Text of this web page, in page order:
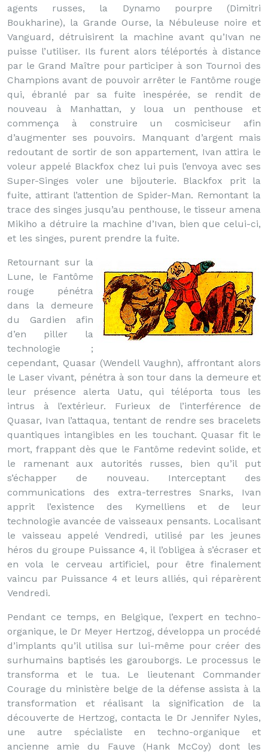
agents russes, la Dynamo pourpre (Dimitri
Boukharine), la Grande Ourse, la Nébuleuse noire et
Vanguard, détruisirent la machine avant qu’Ivan ne
puisse l’utiliser. Ils furent alors téléportés à distance
par le Grand Maître pour participer à son Tournoi des
Champions avant de pouvoir arrêter le Fantôme rouge
qui, ébranlé par sa fuite inespérée, se rendit de
nouveau à Manhattan, y loua un penthouse et
commença à construire un cosmiciseur afin
d’augmenter ses pouvoirs. Manquant d’argent mais
redoutant de sortir de son appartement, Ivan attira le
voleur appelé Blackfox chez lui puis l’envoya avec ses
Super-Singes voler une bijouterie. Blackfox prit la
fuite, attirant l’attention de Spider-Man. Remontant la
trace des singes jusqu’au penthouse, le tisseur amena
Mikiho a détruire la machine d’Ivan, bien que celui-ci,
et les singes, purent prendre la fuite.
Retournant sur la
Lune, le Fantôme
rouge pénétra
dans la demeure
du Gardien afin
d’en piller la
technologie ;
cependant, Quasar (Wendell Vaughn), affrontant alors
le Laser vivant, pénétra à son tour dans la demeure et
leur présence alerta Uatu, qui téléporta tous les
intrus à l’extérieur. Furieux de l’interférence de
Quasar, Ivan l’attaqua, tentant de rendre ses bracelets
quantiques intangibles en les touchant. Quasar fit le
mort, frappant dès que le Fantôme redevint solide, et
le ramenant aux autorités russes, bien qu’il put
s’échapper de nouveau. Interceptant des
communications des extra-terrestres Snarks, Ivan
apprit l’existence des Kymelliens et de leur
technologie avancée de vaisseaux pensants. Localisant
le vaisseau appelé Vendredi, utilisé par les jeunes
héros du groupe Puissance 4, il l’obligea à s’écraser et
en vola le cerveau artificiel, pour être finalement
vaincu par Puissance 4 et leurs alliés, qui réparèrent
Vendredi.
Pendant ce temps, en Belgique, l’expert en techno-
organique, le Dr Meyer Hertzog, développa un procédé
d’implants qu’il utilisa sur lui-même pour créer des
surhumains baptisés les garouborgs. Le processus le
transforma et le tua. Le lieutenant Commander
Courage du ministère belge de la défense assista à la
transformation et réalisant la signification de la
découverte de Hertzog, contacta le Dr Jennifer Nyles,
une autre spécialiste en techno-organique et
ancienne amie du Fauve (Hank McCoy) dont les